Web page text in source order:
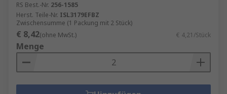
RS Best.-Nr. 256-1585
Herst. Teile-Nr. ISL3179EFBZ
Zwischensumme (1 Packung mit 2 Stück)
€ 8,42(ohne MwSt.) € 4,21/Stück
Menge